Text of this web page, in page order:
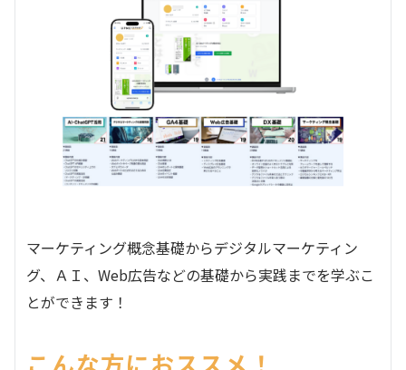
マーケティング概念基礎からデジタルマーケティン
グ、ＡＩ、Web広告などの基礎から実践までを学ぶこ
とができます！
こんな方におススメ！